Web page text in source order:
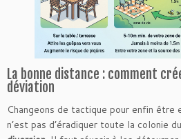
La bonne distance : comment
déviation
Changeons de tactique pour enfin
n’est pas d’éradiquer toute la colonie